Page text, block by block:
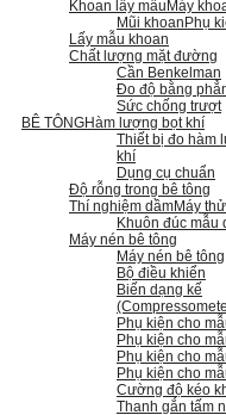
Khoan lấy mẫu Máy
Mũi khoan Phụ
Lấy mẫu khoan
Chất lượng mặt đường
Cần Benkelman
Đo độ bằng
Sức chống trượt
BÊ TÔNGHàm lượng bọt khí
Thiết bị đo hàm
khí
Dụng cụ chuẩn
Độ rỗng trong bê tông
Thí nghiệm dầmMáy
Khuôn đúc mẫu
Máy nén bê tông
Máy nén bê tông
Bộ điều khiển
Biến dạng kế
Phụ kiện cho
Phụ kiện cho
Phụ kiện cho
Phụ kiện cho
Cường độ kéo
Thanh gắn tấm